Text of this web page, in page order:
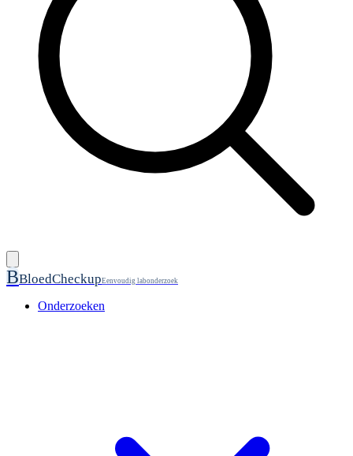
BBloedCheckupEenvoudig labonderzoek
Onderzoeken